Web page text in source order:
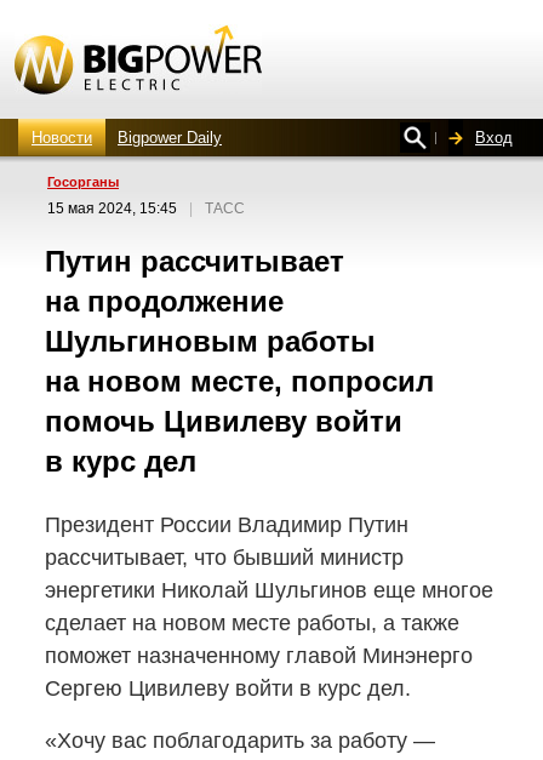
Новости Bigpower Daily Вход
Госорганы
15 мая 2024, 15:45 ТАСС
Путин рассчитывает
на продолжение
Шульгиновым работы
на новом месте, попросил
помочь Цивилеву войти
в курс дел
Президент России Владимир Путин
рассчитывает, что бывший министр
энергетики Николай Шульгинов еще многое
сделает на новом месте работы, а также
поможет назначенному главой Минэнерго
Сергею Цивилеву войти в курс дел.
«Хочу вас поблагодарить за работу —